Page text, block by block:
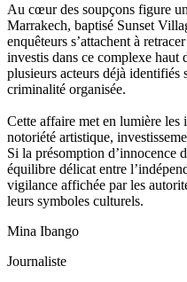
Au cœur des soupçons figure
Marrakech, baptisé Sunset
enquêteurs s’attachent à
investis dans ce complexe haut
plusieurs acteurs déjà identifiés
criminalité organisée.
Cette affaire met en lumière les
notoriété artistique,
Si la présomption d’innocence
équilibre délicat entre
vigilance affichée par les
leurs symboles culturels.
Mina Ibango
Journaliste